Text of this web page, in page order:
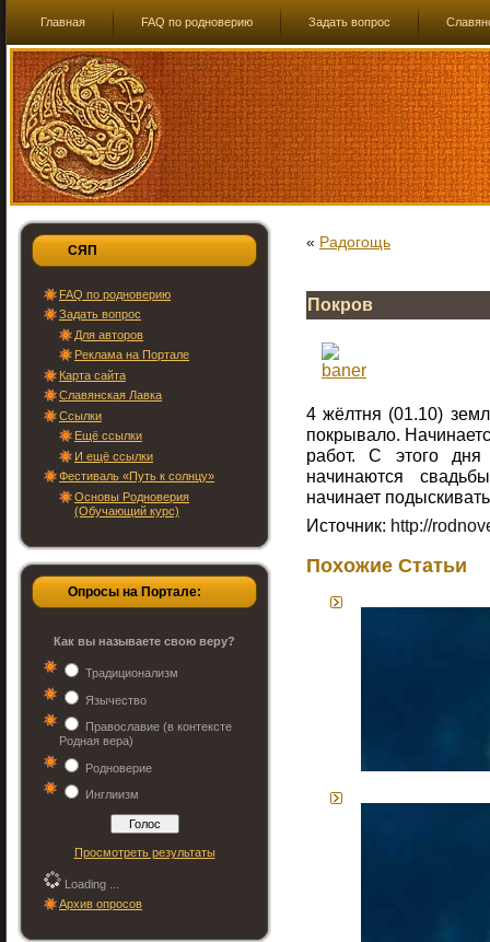
Главная FAQ по родноверию Задать вопрос
СЯП
FAQ по родноверию
Задать вопрос
Для авторов
Реклама на Портале
Карта сайта
Славянская Лавка
Ссылки
Ещё ссылки
И ещё ссылки
Фестиваль «Путь к солнцу»
Основы Родноверия
(Обучающий курс)
Опросы на Портале:
Как вы называете свою веру?
Традиционализм
Язычество
Православие (в контексте
Родная вера)
Родноверие
Инглиизм
Просмотреть результаты
Loading ...
Архив опросов
« Радогощь
Покров
4 жёлтня (01.10)
покрывало.
работ. С этого дня
начинаются
начинает
Источник: http://
Похожие Статьи